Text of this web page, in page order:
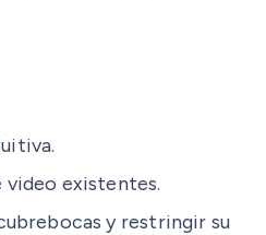
video existentes.
y restringir su